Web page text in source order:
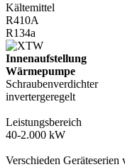
Kältemittel
R410A
R134a
Innenaufstellung
Wärmepumpe
Schraubenverdichter
invertergeregelt
Leistungsbereich
40-2.000 kW
Verschieden Geräteserien